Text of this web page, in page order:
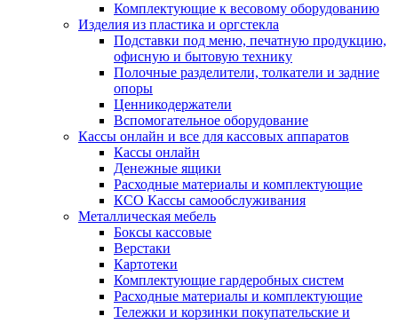
Комплектующие к весовому оборудованию
Изделия из пластика и оргстекла
Подставки под меню, печатную продукцию,
офисную и бытовую технику
Полочные разделители, толкатели и задние
опоры
Ценникодержатели
Вспомогательное оборудование
Кассы онлайн и все для кассовых аппаратов
Кассы онлайн
Денежные ящики
Расходные материалы и комплектующие
КСО Кассы самообслуживания
Металлическая мебель
Боксы кассовые
Верстаки
Картотеки
Комплектующие гардеробных систем
Расходные материалы и комплектующие
Тележки и корзинки покупательские и